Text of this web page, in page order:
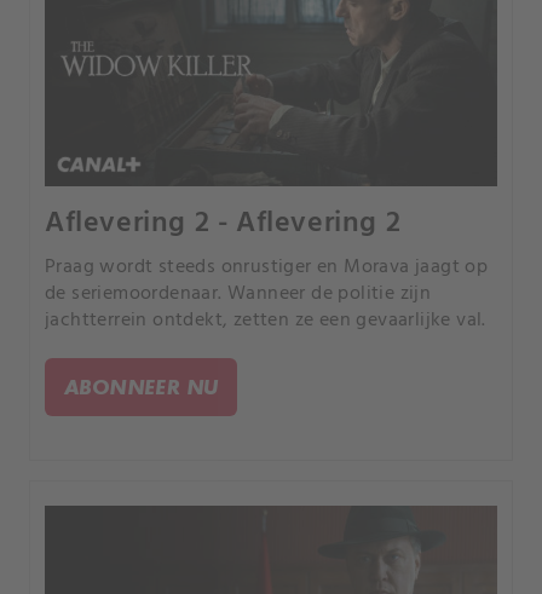
Aflevering 2 - Aflevering 2
Praag wordt steeds onrustiger en Morava jaagt op
de seriemoordenaar. Wanneer de politie zijn
jachtterrein ontdekt, zetten ze een gevaarlijke val.
ABONNEER NU